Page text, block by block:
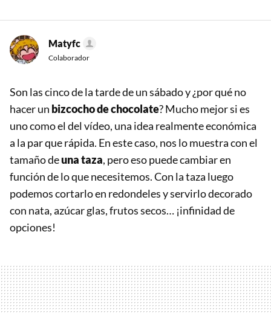
Matyfc
Colaborador
Son las cinco de la tarde de un sábado y ¿por qué no
hacer un bizcocho de chocolate? Mucho mejor si es
uno como el del vídeo, una idea realmente económica
a la par que rápida. En este caso, nos lo muestra con el
tamaño deuna taza, pero eso puede cambiar en
función de lo que necesitemos. Con la taza luego
podemos cortarlo en redondeles y servirlo decorado
con nata, azúcar glas, frutos secos… ¡infinidad de
opciones!